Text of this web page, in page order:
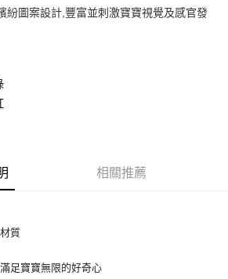
商品之後才付款」的支付方式。 讓您購物簡單
不需綁卡、不需儲值。
簡訊認證，即可結帳。
收到繳費通知簡訊。
天內，點擊此簡訊中的連結，可透過四大超商／
式進行付款，方視為交易完成。
消欲退款等相關疑問，請聯繫「AFTEE先享後付
含以上)免運費
含以上)免運費
紛圖案設計,豐富並刺激寶寶視覺及感官發
相關推薦
質
足寶寶無限的好奇心